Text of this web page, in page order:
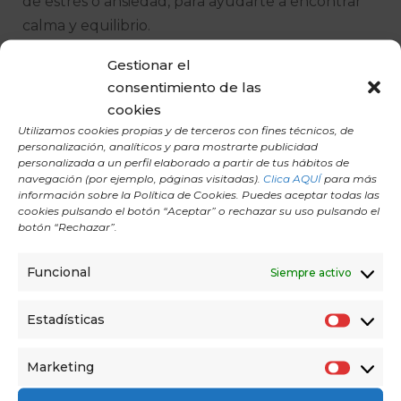
Gestionar el
consentimiento de las
cookies
Utilizamos cookies propias y de terceros con fines técnicos, de
personalización, analíticos y para mostrarte publicidad
personalizada a un perfil elaborado a partir de tus hábitos de
navegación (por ejemplo, páginas visitadas). Clica AQUÍpara más
información sobre la Política de Cookies. Puedes aceptar todas las
cookies pulsando el botón “Aceptar” o rechazar su uso pulsando el
botón “Rechazar”.
Funcional Siempre activo
Estadísticas
Marketing
calma y equilibrio.
Si quieres incorporar los increíbles beneficios de
los Mudras en tu práctica de Yoga, infórmate
clases de yoga
en el centro de Madrid en
Yoga Home Madrid